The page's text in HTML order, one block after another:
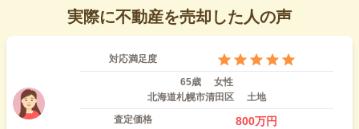
実際に不動産を売却した人の声
対応満足度
65歳
女性
北海道札幌市清田区
土地
査定価格
800万円